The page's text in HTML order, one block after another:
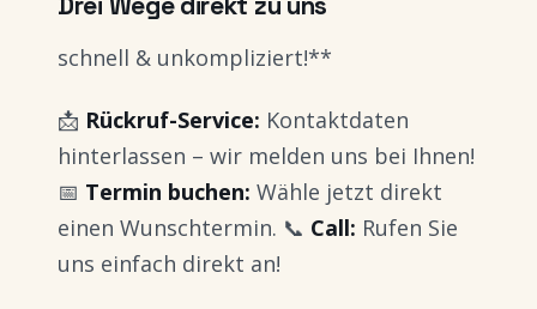
schnell & unkompliziert!**
📩 Rückruf-Service: Kontaktdaten
hinterlassen – wir melden uns bei Ihnen!
📅 Termin buchen: Wähle jetzt direkt
einen Wunschtermin. 📞 Call: Rufen Sie
uns einfach direkt an!